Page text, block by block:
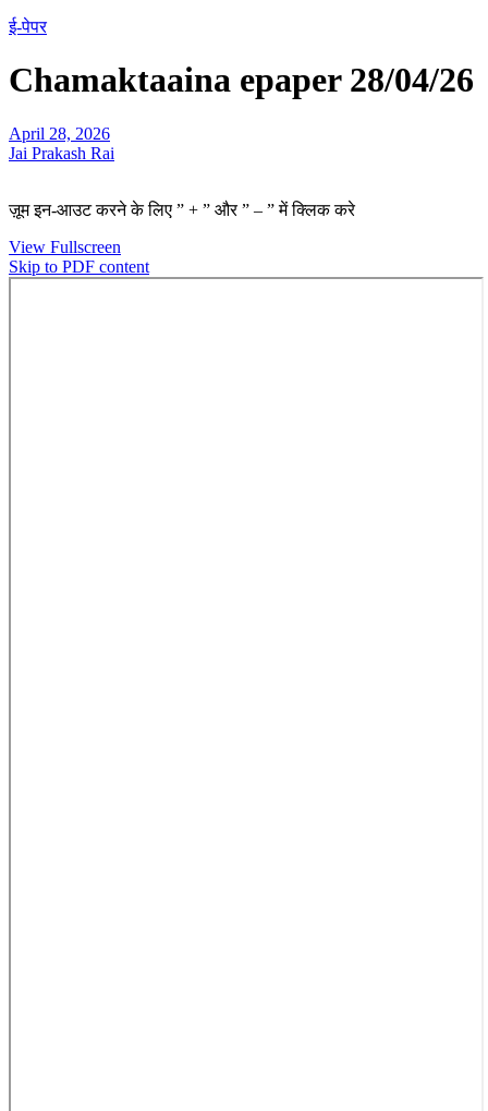
ई-पेपर
Chamaktaaina epaper 28/04/26
April 28, 2026
Jai Prakash Rai
ज़ूम इन-आउट करने के लिए ” + ” और ” – ” में क्लिक करे
View Fullscreen
Skip to PDF content